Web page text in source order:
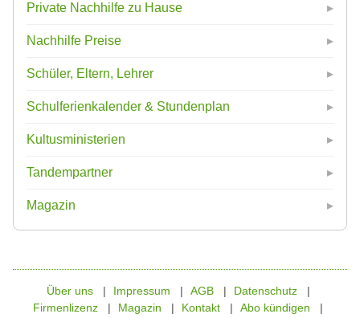
Private Nachhilfe zu Hause
Nachhilfe Preise
Schüler, Eltern, Lehrer
Schulferienkalender & Stundenplan
Kultusministerien
Tandempartner
Magazin
Über uns Impressum AGB
Datenschutz
Firmenlizenz
Magazin Kontakt Abo kündigen